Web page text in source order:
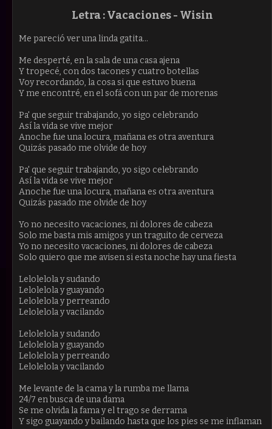
Letra :Vacaciones- Wisin
Me pareció ver una linda gatita...
Me desperté, en la sala de una casa ajena
Y tropecé, con dos tacones y cuatro botellas
Voy recordando, la cosa si que estuvo buena
Y me encontré, en el sofá con un par de morenas
Pa' que seguir trabajando, yo sigo celebrando
Así la vida se vive mejor
Anoche fue una locura, mañana es otra aventura
Quizás pasado me olvide de hoy
Pa' que seguir trabajando, yo sigo celebrando
Así la vida se vive mejor
Anoche fue una locura, mañana es otra aventura
Quizás pasado me olvide de hoy
Yo no necesito vacaciones, ni dolores de cabeza
Solo me basta mis amigos y un traguito de cerveza
Yo no necesito vacaciones, ni dolores de cabeza
Solo quiero que me avisen si esta noche hay una fiesta
Lelolelola y sudando
Lelolelola y guayando
Lelolelola y perreando
Lelolelola y vacilando
Lelolelola y sudando
Lelolelola y guayando
Lelolelola y perreando
Lelolelola y vacilando
Me levante de la cama y la rumba me llama
24/7 en busca de una dama
Se me olvida la fama y el trago se derrama
Y sigo guayando y bailando hasta que los pies se me inflaman